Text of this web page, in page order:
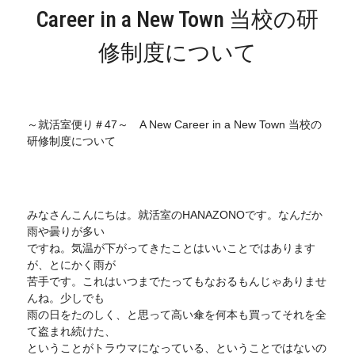
Career in a New Town 当校の研
修制度について
～就活室便り＃47～ A New Career in a New Town 当校の
研修制度について
みなさんこんにちは。就活室のHANAZONOです。なんだか
雨や曇りが多い
ですね。気温が下がってきたことはいいことではあります
が、とにかく雨が
苦手です。これはいつまでたってもなおるもんじゃありませ
んね。少しでも
雨の日をたのしく、と思って高い傘を何本も買ってそれを全
て盗まれ続けた、
ということがトラウマになっている、ということではないの